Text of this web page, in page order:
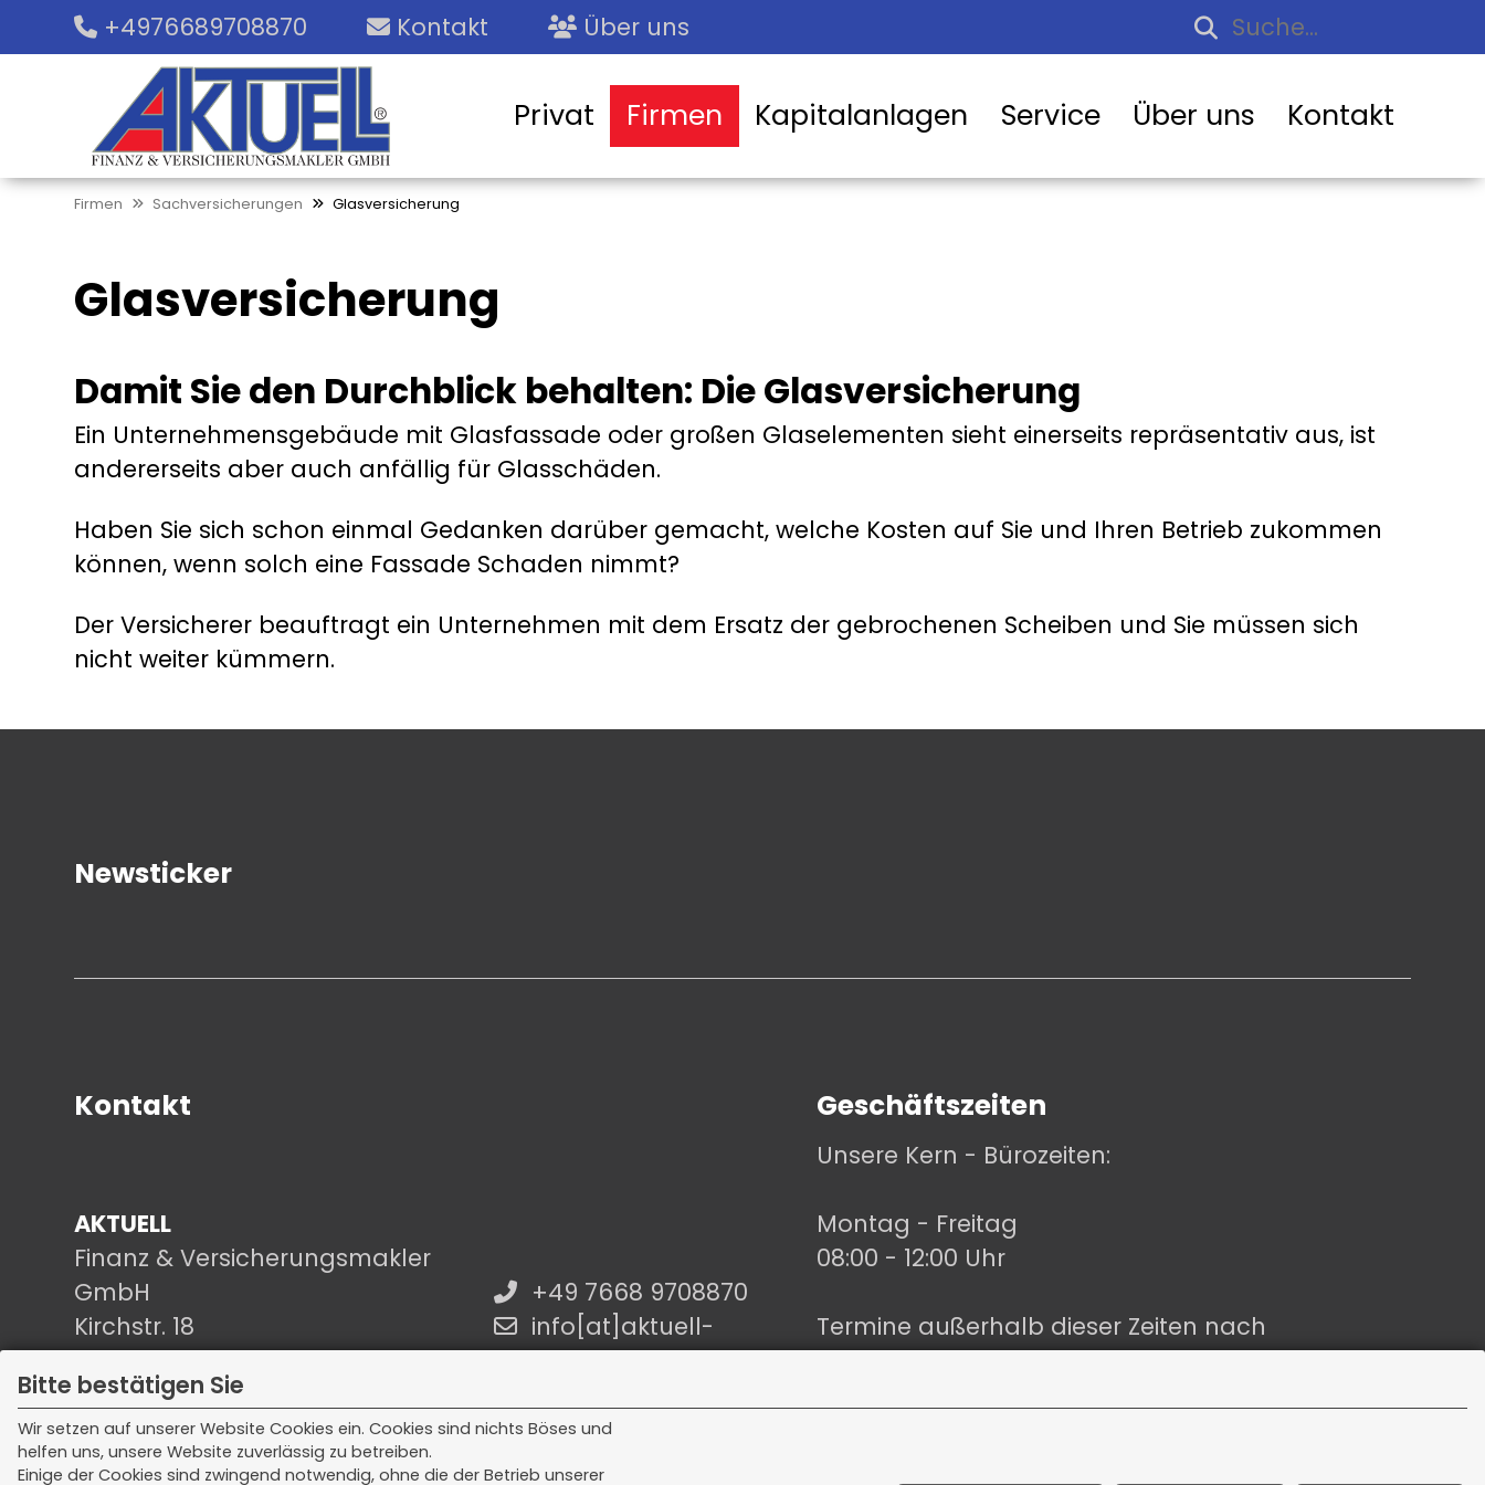
Bitte bestätigen Sie
Wir setzen auf unserer Website Cookies ein. Cookies sind nichts Böses und
helfen uns, unsere Website zuverlässig zu betreiben.
Einige der Cookies sind zwingend notwendig, ohne die der Betrieb unserer
+4976689708870 Kontakt Über uns
Privat Firmen Kapitalanlagen Service Über uns Kontakt
Firmen Sachversicherungen Glasversicherung
Glasversicherung
Damit Sie den Durchblick behalten: Die Glasversicherung
Ein Unternehmensgebäude mit Glasfassade oder großen Glaselementen sieht einerseits repräsentativ aus, ist
andererseits aber auch anfällig für Glasschäden.
Haben Sie sich schon einmal Gedanken darüber gemacht, welche Kosten auf Sie und Ihren Betrieb zukommen
können, wenn solch eine Fassade Schaden nimmt?
Der Versicherer beauftragt ein Unternehmen mit dem Ersatz der gebrochenen Scheiben und Sie müssen sich
nicht weiter kümmern.
Newsticker
Kontakt
AKTUELL
Finanz & Versicherungsmakler
GmbH
Kirchstr. 18
79241 Ihringen
+49 7668 9708870
info[at]aktuell-
makler.de
Geschäftszeiten
Unsere Kern - Bürozeiten:
Montag - Freitag
08:00 - 12:00 Uhr
Termine außerhalb dieser Zeiten nach
Vereinbarung.